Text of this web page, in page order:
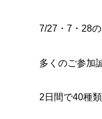
7/27・7・28
多くのご参加
2日間で40種